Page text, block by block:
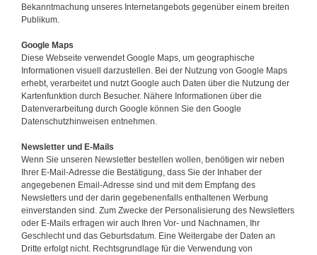
Bekanntmachung unseres Internetangebots gegenüber einem breiten
Publikum.
Google Maps
Diese Webseite verwendet Google Maps, um geographische
Informationen visuell darzustellen. Bei der Nutzung von Google Maps
erhebt, verarbeitet und nutzt Google auch Daten über die Nutzung der
Kartenfunktion durch Besucher. Nähere Informationen über die
Datenverarbeitung durch Google können Sie den Google
Datenschutzhinweisen entnehmen.
Newsletter und E-Mails
Wenn Sie unseren Newsletter bestellen wollen, benötigen wir neben
Ihrer E-Mail-Adresse die Bestätigung, dass Sie der Inhaber der
angegebenen Email-Adresse sind und mit dem Empfang des
Newsletters und der darin gegebenenfalls enthaltenen Werbung
einverstanden sind. Zum Zwecke der Personalisierung des Newsletters
oder E-Mails erfragen wir auch Ihren Vor- und Nachnamen, Ihr
Geschlecht und das Geburtsdatum. Eine Weitergabe der Daten an
Dritte erfolgt nicht. Rechtsgrundlage für die Verwendung von